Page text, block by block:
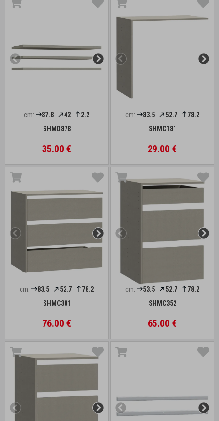
cm: 87.8 42
2.2
SHMD878
35.00 €
cm: 83.5 52.7
78.2
SHMC181
29.00 €
cm: 83.5 52.7
78.2
SHMC381
76.00 €
cm: 53.5 52.7
78.2
SHMC352
65.00 €